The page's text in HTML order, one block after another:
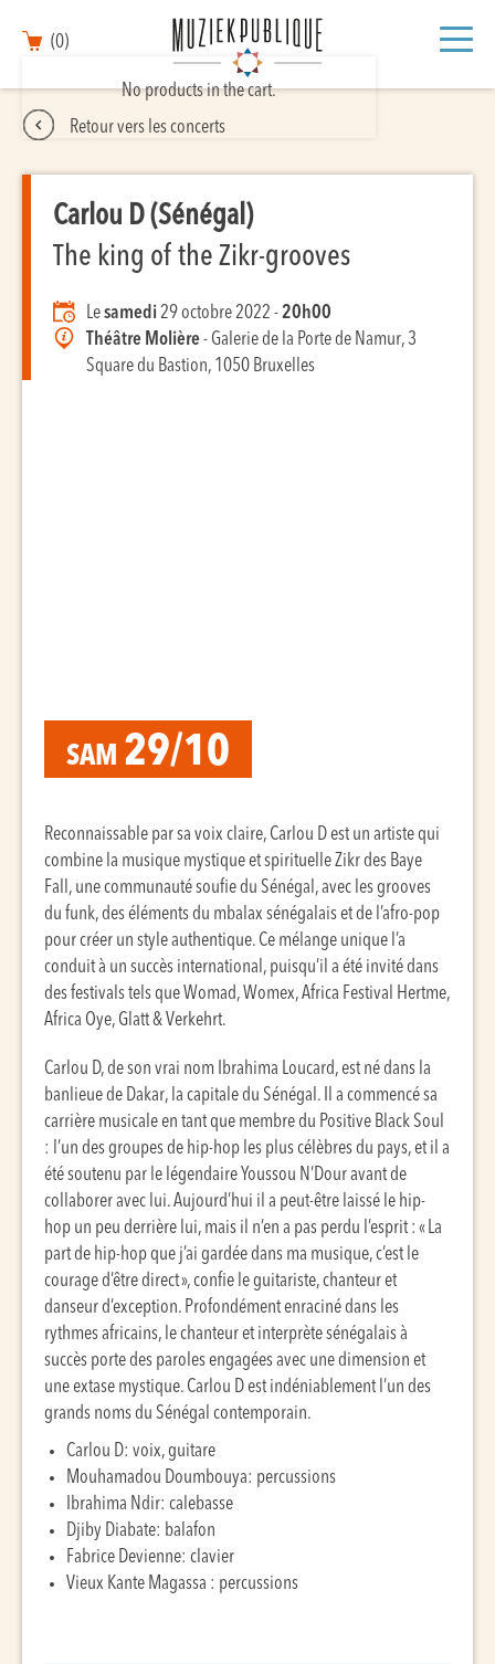
(0)
No products in the cart.
Retour vers les concerts
Carlou D (Sénégal)
The king of the Zikr-grooves
Lesamedi 29 octobre 2022 -20h00
Théâtre Molière- Galerie de la Porte de Namur, 3
Square du Bastion, 1050 Bruxelles
SAM 29/10
Reconnaissable par sa voix claire, Carlou D est un artiste qui
combine la musique mystique et spirituelle Zikr des Baye
Fall, une communauté soufie du Sénégal, avec les grooves
du funk, des éléments du mbalax sénégalais et de l’afro-pop
pour créer un style authentique. Ce mélange unique l’a
conduit à un succès international, puisqu’il a été invité dans
des festivals tels que Womad, Womex, Africa Festival Hertme,
Africa Oye, Glatt & Verkehrt.
Carlou D, de son vrai nom Ibrahima Loucard, est né dans la
banlieue de Dakar, la capitale du Sénégal. Il a commencé sa
carrière musicale en tant que membre du Positive Black Soul
: l’un des groupes de hip-hop les plus célèbres du pays, et il a
été soutenu par le légendaire Youssou N’Dour avant de
collaborer avec lui. Aujourd’hui il a peut-être laissé le hip-
hop un peu derrière lui, mais il n’en a pas perdu l’esprit : « La
part de hip-hop que j’ai gardée dans ma musique, c’est le
courage d’être direct », confie le guitariste, chanteur et
danseur d’exception. Profondément enraciné dans les
rythmes africains, le chanteur et interprète sénégalais à
succès porte des paroles engagées avec une dimension et
une extase mystique. Carlou D est indéniablement l’un des
grands noms du Sénégal contemporain.
Carlou D: voix, guitare
Mouhamadou Doumbouya: percussions
Ibrahima Ndir: calebasse
Djiby Diabate: balafon
Fabrice Devienne: clavier
Vieux Kante Magassa : percussions